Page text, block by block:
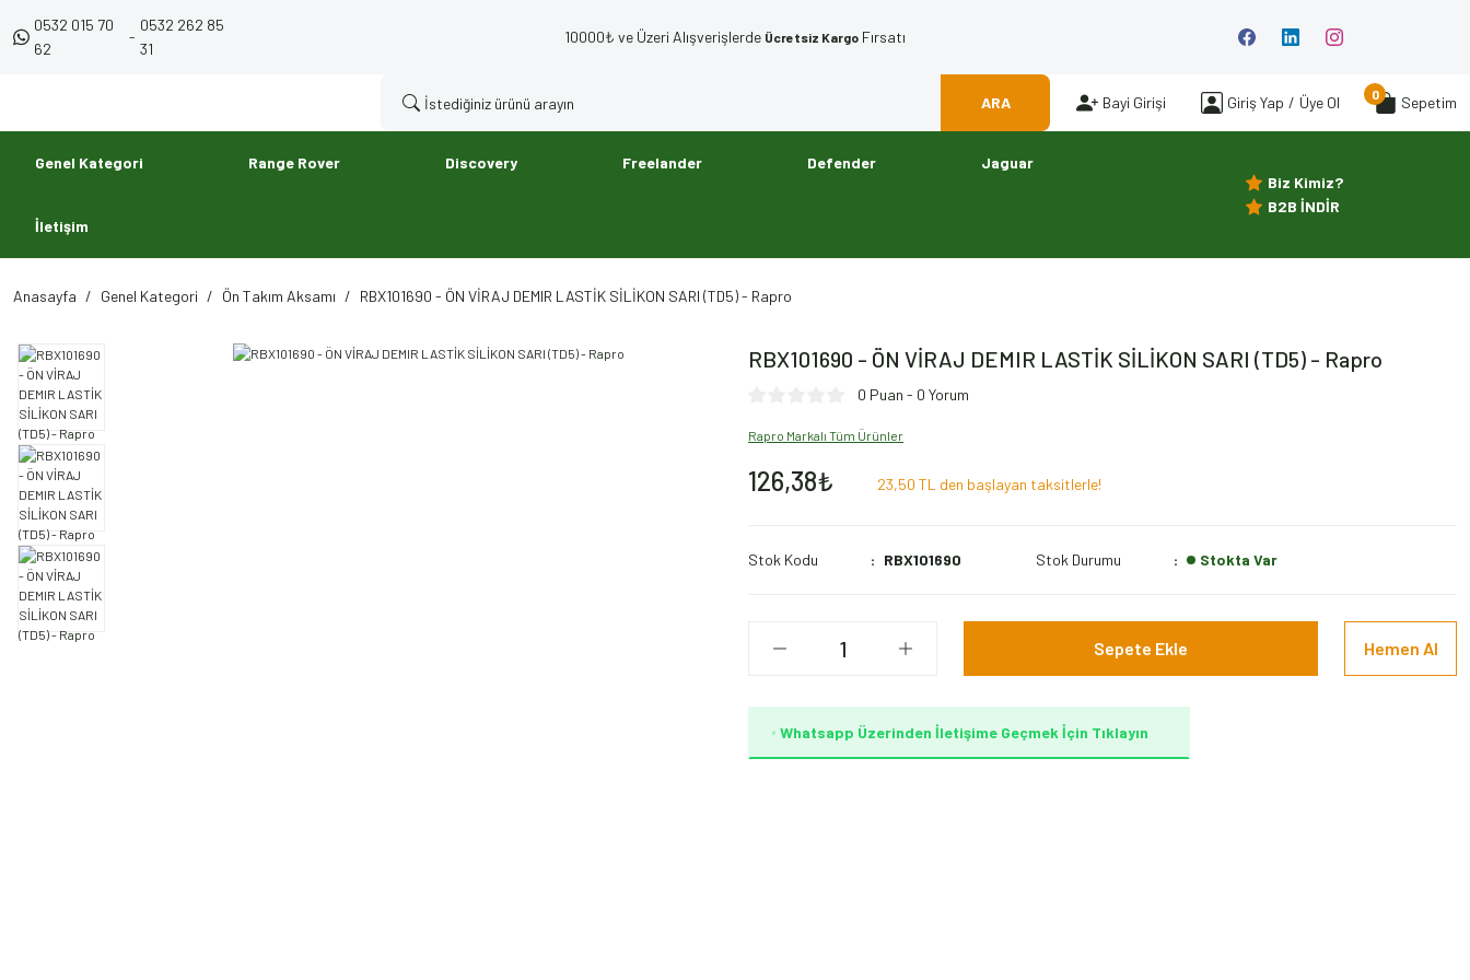
0532 015 70
62
-
0532 262 85
31
10000₺ ve Üzeri Alışverişlerde Ücretsiz Kargo Fırsatı
ARA Bayi Girişi Giriş Yap / Üye Ol Sepetim
0
Genel Kategori Range Rover Discovery Freelander Defender Jaguar
İletişim
Biz Kimiz?
B2B İNDİR
Anasayfa Genel Kategori Ön Takım Aksamı RBX101690 - ÖN VİRAJ DEMIR LASTİK SİLİKON SARI (TD5) - Rapro
RBX101690 - ÖN VİRAJ DEMIR LASTİK SİLİKON SARI (TD5) - Rapro
0 Puan - 0 Yorum
Rapro Markalı Tüm Ürünler
126,38₺ 23,50 TL den başlayan taksitlerle!
Stok Kodu RBX101690 Stok Durumu Stokta Var
Sepete Ekle Hemen Al
Whatsapp Üzerinden İletişime Geçmek İçin Tıklayın